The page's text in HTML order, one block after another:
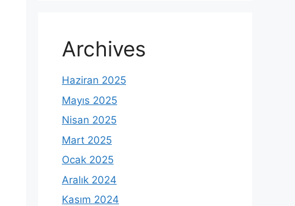
Archives
Haziran 2025
Mayıs 2025
Nisan 2025
Mart 2025
Ocak 2025
Aralık 2024
Kasım 2024